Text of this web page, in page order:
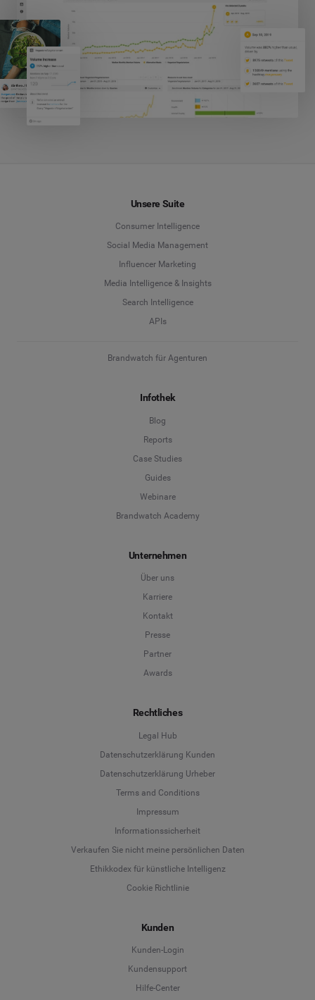
Unsere Suite
Consumer Intelligence
Social Media Management
Influencer Marketing
Media Intelligence & Insights
Search Intelligence
APIs
Brandwatch für Agenturen
Infothek
Blog
Reports
Case Studies
Guides
Webinare
Brandwatch Academy
Unternehmen
Über uns
Karriere
Kontakt
Presse
Partner
Awards
Rechtliches
Legal Hub
Datenschutzerklärung Kunden
Datenschutzerklärung Urheber
Terms and Conditions
Impressum
Informationssicherheit
Verkaufen Sie nicht meine persönlichen Daten
Ethikkodex für künstliche Intelligenz
Cookie Richtlinie
Kunden
Kunden-Login
Kundensupport
Hilfe-Center
Deutsch
English